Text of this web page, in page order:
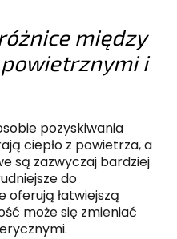
między
i
pozyskiwania
ciepło z powietrza, a
są zazwyczaj bardziej
do
oferują łatwiejszą
może się zmieniać